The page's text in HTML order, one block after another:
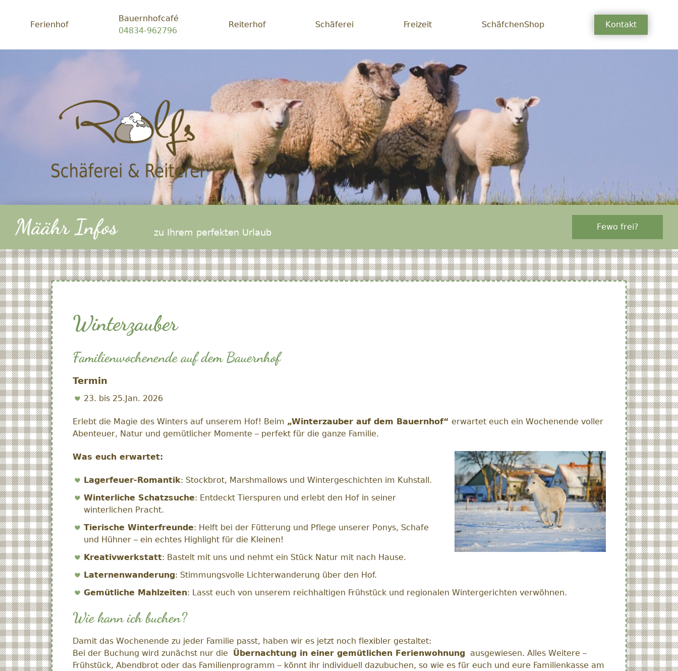
Ferienhof
Bauernhofcafé
04834-962796
Reiterhof Schäferei Freizeit SchäfchenShop Kontakt
Schäferei
Rolfs
Ein
zum
glücklichsein
Määhr Infos zu Ihrem perfekten Urlaub
Fewo frei?
Winterzauber
Familienwochenende auf dem Bauernhof
Termin
23. bis 25.Jan. 2026
Erlebt die Magie des Winters auf unserem Hof! Beim „Winterzauber auf dem Bauernhof“ erwartet euch ein Wochenende voller
Abenteuer, Natur und gemütlicher Momente – perfekt für die ganze Familie.
Was euch erwartet:
Lagerfeuer-Romantik: Stockbrot, Marshmallows und Wintergeschichten im Kuhstall.
Winterliche Schatzsuche: Entdeckt Tierspuren und erlebt den Hof in seiner
winterlichen Pracht.
Tierische Winterfreunde: Helft bei der Fütterung und Pflege unserer Ponys, Schafe
und Hühner – ein echtes Highlight für die Kleinen!
Kreativwerkstatt: Bastelt mit uns und nehmt ein Stück Natur mit nach Hause.
Laternenwanderung: Stimmungsvolle Lichterwanderung über den Hof.
Gemütliche Mahlzeiten: Lasst euch von unserem reichhaltigen Frühstück und regionalen Wintergerichten verwöhnen.
Wie kann ich buchen?
Damit das Wochenende zu jeder Familie passt, haben wir es jetzt noch flexibler gestaltet:
Bei der Buchung wird zunächst nur die Übernachtung in einer gemütlichen Ferienwohnungausgewiesen. Alles Weitere –
Frühstück, Abendbrot oder das Familienprogramm – könnt ihr individuell dazubuchen, so wie es für euch und eure Familienkasse am